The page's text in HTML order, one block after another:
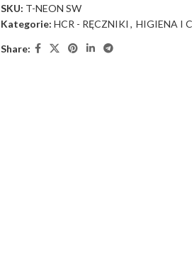
SKU: T-NEON SW
Kategorie: HCR - RĘCZNIKI , HIGIENA I
Share: